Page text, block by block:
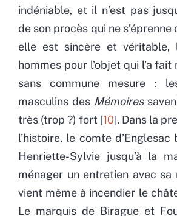
indéniable, et il n’est pas
de son procès qui ne s’éprenne
elle est sincère et véritable,
hommes pour l’objet qui l’a
sans commune mesure :
masculins des Mémoires
très (trop ?) fort 10 . Dans la
l’histoire, le comte d’Englesac
Henriette-Sylvie jusqu’à la
ménager un entretien avec sa
vient même à incendier le
Le marquis de Birague et